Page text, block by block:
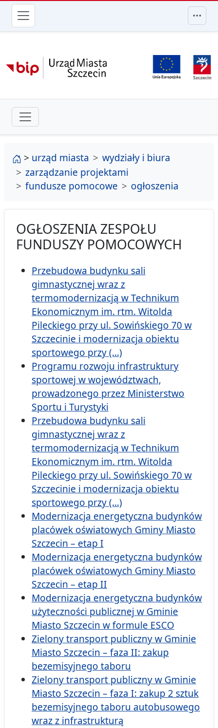
przejdź do głównego menu
strona główna
> urząd miasta
wydziały i biura
zarządzanie projektami
fundusze pomocowe
ogłoszenia
OGŁOSZENIA ZESPOŁU
FUNDUSZY POMOCOWYCH
Przebudowa budynku sali
gimnastycznej wraz z
termomodernizacją w Technikum
Ekonomicznym im. rtm. Witolda
Pileckiego przy ul. Sowińskiego 70 w
Szczecinie i modernizacja obiektu
sportowego przy (...)
Programu rozwoju infrastruktury
sportowej w województwach,
prowadzonego przez Ministerstwo
Sportu i Turystyki
Przebudowa budynku sali
gimnastycznej wraz z
termomodernizacją w Technikum
Ekonomicznym im. rtm. Witolda
Pileckiego przy ul. Sowińskiego 70 w
Szczecinie i modernizacja obiektu
sportowego przy (...)
Modernizacja energetyczna budynków
placówek oświatowych Gminy Miasto
Szczecin – etap I
Modernizacja energetyczna budynków
placówek oświatowych Gminy Miasto
Szczecin – etap II
Modernizacja energetyczna budynków
użyteczności publicznej w Gminie
Miasto Szczecin w formule ESCO
Zielony transport publiczny w Gminie
Miasto Szczecin – faza II: zakup
bezemisyjnego taboru
Zielony transport publiczny w Gminie
Miasto Szczecin – faza I: zakup 2 sztuk
bezemisyjnego taboru autobusowego
wraz z infrastrukturą